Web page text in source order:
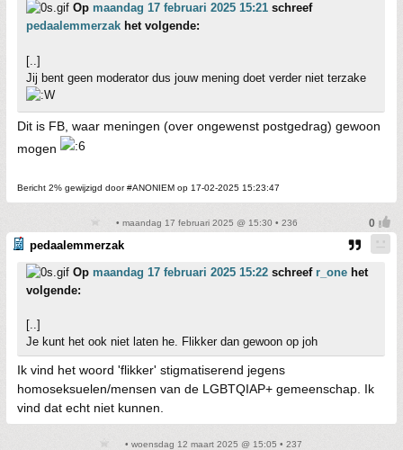
Op maandag 17 februari 2025 15:21 schreef
pedaalemmerzak het volgende:
[..]
Jij bent geen moderator dus jouw mening doet verder niet terzake
Dit is FB, waar meningen (over ongewenst postgedrag) gewoon
mogen
Bericht 2% gewijzigd door #ANONIEM op 17-02-2025 15:23:47
• maandag 17 februari 2025 @ 15:30 • 236
pedaalemmerzak
Op maandag 17 februari 2025 15:22 schreef r_one het
volgende:
[..]
Je kunt het ook niet laten he. Flikker dan gewoon op joh
Ik vind het woord 'flikker' stigmatiserend jegens
homoseksuelen/mensen van de LGBTQIAP+ gemeenschap. Ik
vind dat echt niet kunnen.
• woensdag 12 maart 2025 @ 15:05 • 237